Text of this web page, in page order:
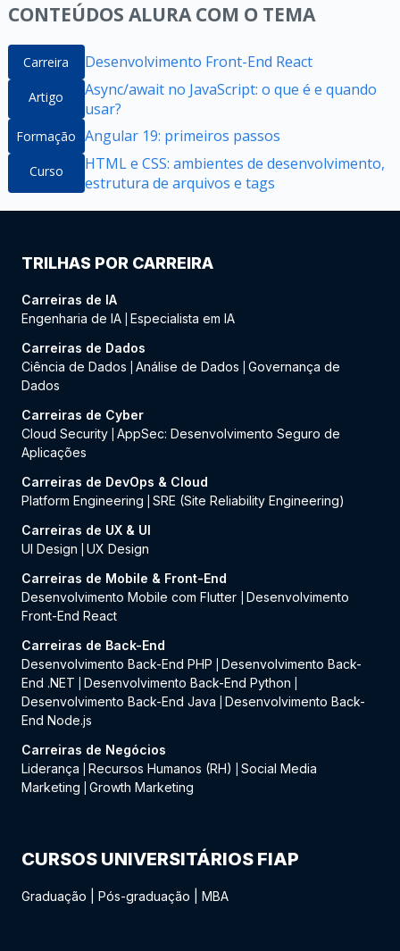
CONTEÚDOS ALURA COM O TEMA
Carreira Desenvolvimento Front-End React
Artigo
Async/await no JavaScript: o que é e quando
usar?
Formação Angular 19: primeiros passos
Curso
HTML e CSS: ambientes de desenvolvimento,
estrutura de arquivos e tags
TRILHAS POR CARREIRA
Carreiras de IA
Engenharia de IA Especialista em IA
Carreiras de Dados
Ciência de Dados
Análise de Dados
Governança de
Dados
Carreiras de Cyber
Cloud Security AppSec: Desenvolvimento Seguro de
Aplicações
Carreiras de DevOps & Cloud
Platform Engineering
SRE (Site Reliability Engineering)
Carreiras de UX & UI
UI Design
UX Design
Carreiras de Mobile & Front-End
Desenvolvimento Mobile com Flutter
Desenvolvimento
Front-End React
Carreiras de Back-End
Desenvolvimento Back-End PHP
Desenvolvimento Back-
End .NET
Desenvolvimento Back-End Python
Desenvolvimento Back-End Java
Desenvolvimento Back-
End Node.js
Carreiras de Negócios
Liderança
Recursos Humanos (RH)
Social Media
Marketing
Growth Marketing
CURSOS UNIVERSITÁRIOS FIAP
Graduação Pós-graduação MBA